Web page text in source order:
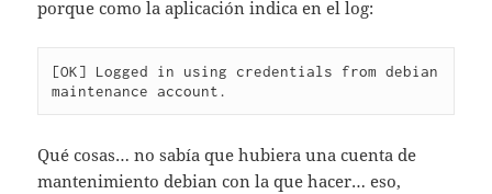
porque como la aplicación indica en el log:
[OK] Logged in using credentials from debian
Qué cosas… no sabía que hubiera una cuenta de
mantenimiento debian con la que hacer… eso,